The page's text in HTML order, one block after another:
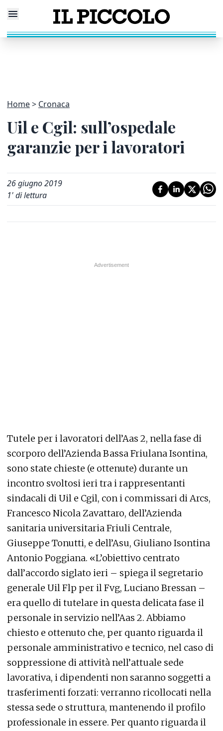
Home Cronaca
Uil e Cgil: sull’ospedale
garanzie per i lavoratori
26 giugno 2019
1' di lettura
Tutele per i lavoratori dell’Aas 2, nella fase di
scorporo dell’Azienda Bassa Friulana Isontina,
sono state chieste (e ottenute) durante un
incontro svoltosi ieri tra i rappresentanti
sindacali di Uil e Cgil, con i commissari di Arcs,
Francesco Nicola Zavattaro, dell’Azienda
sanitaria universitaria Friuli Centrale,
Giuseppe Tonutti, e dell’Asu, Giuliano Isontina
Antonio Poggiana. «L’obiettivo centrato
dall’accordo siglato ieri – spiega il segretario
generale Uil Flp per il Fvg, Luciano Bressan –
era quello di tutelare in questa delicata fase il
personale in servizio nell’Aas 2. Abbiamo
chiesto e ottenuto che, per quanto riguarda il
personale amministrativo e tecnico, nel caso di
soppressione di attività nell’attuale sede
lavorativa, i dipendenti non saranno soggetti a
trasferimenti forzati: verranno ricollocati nella
stessa sede o struttura, mantenendo il profilo
professionale in essere. Per quanto riguarda il